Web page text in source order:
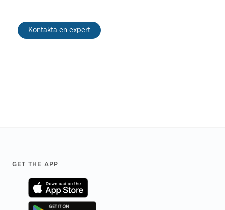
Kontakta en expert
Footer
GET THE APP